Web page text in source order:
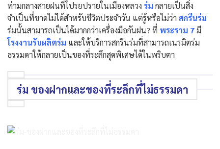
ท่ามกลางสายฝนที่โปรยปรายในเมืองหลวง ร่ม กลายเป็นสิ่ง
จำเป็นที่ขาดไม่ได้สำหรับชีวิตประจำวัน แต่รู้หรือไม่ว่า สกรีนร่ม
ร่มนั้นสามารถเป็นได้มากกว่าเครื่องมือกันฝน? ที่ พระราม 7มี
โรงงานรับผลิตร่ม และให้บริการสกรีนร่มที่สามารถเนรมิตร่ม
ธรรมดาให้กลายเป็นของที่ระลึกสุดพิเศษได้ในพริบตา
ร่ม ของฝากและของที่ระลึกที่ไม่ธรรมดา